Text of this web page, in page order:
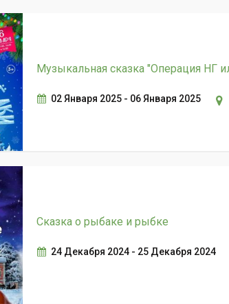
Музыкальная сказка "Операция НГ
02 Января 2025 - 06 Января 2025
Сказка о рыбаке и рыбке
24 Декабря 2024 - 25 Декабря 2024